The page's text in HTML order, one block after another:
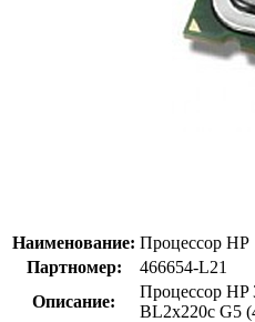
Наименование: Процессор HP
Партномер:
466654-L21
Описание:
Процессор
BL2x220c G5